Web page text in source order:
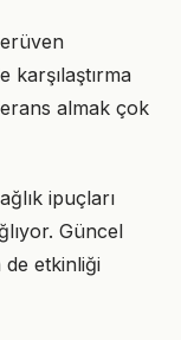
karşılaştırma
almak çok
ipuçları
Güncel
de etkinliği